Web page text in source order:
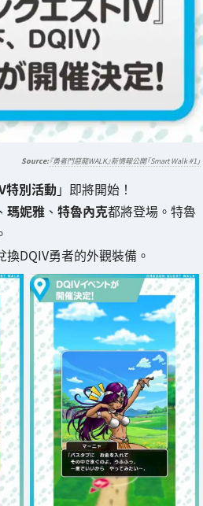
『勇者鬥惡龍WALK』新情報公開「Smart Walk #1」
特別活動」即將開始！
、 瑪妮雅 、 特魯內克都將登場。特魯
DQIV勇者的外觀裝備。